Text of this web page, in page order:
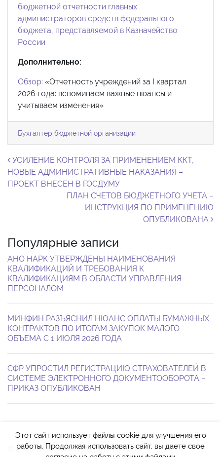
бюджетной отчетности главных
администраторов средств федерального
бюджета, представляемой в Казначейство
России
Дополнительно:
Обзор: «Отчетность учреждений за I квартал
2026 года: вспоминаем важные нюансы и
учитываем изменения»
Бухгалтер бюджетной организации
Навигация по записям
УСИЛЕНИЕ КОНТРОЛЯ ЗА ПРИМЕНЕНИЕМ ККТ,
НОВЫЕ АДМИНИСТРАТИВНЫЕ НАКАЗАНИЯ –
ПРОЕКТ ВНЕСЕН В ГОСДУМУ
ПЛАН СЧЕТОВ БЮДЖЕТНОГО УЧЕТА –
ИНСТРУКЦИЯ ПО ПРИМЕНЕНИЮ
ОПУБЛИКОВАНА
Популярные записи
АНО НАРК УТВЕРЖДЕНЫ НАИМЕНОВАНИЯ
КВАЛИФИКАЦИЙ И ТРЕБОВАНИЯ К
КВАЛИФИКАЦИЯМ В ОБЛАСТИ УПРАВЛЕНИЯ
ПЕРСОНАЛОМ
МИНФИН РАЗЪЯСНИЛ НЮАНС ОПЛАТЫ БУМАЖНЫХ
КОНТРАКТОВ ПО ИТОГАМ ЗАКУПОК МАЛОГО
ОБЪЕМА С 1 ИЮЛЯ 2026 ГОДА
СФР УПРОСТИЛ РЕГИСТРАЦИЮ СТРАХОВАТЕЛЕЙ В
СИСТЕМЕ ЭЛЕКТРОННОГО ДОКУМЕНТООБОРОТА –
ПРИКАЗ ОПУБЛИКОВАН
© 2026 ООО «Консультант-Право»
Этот сайт использует файлы cookie для улучшения его
работы. Продолжая использовать сайт, вы даете свое